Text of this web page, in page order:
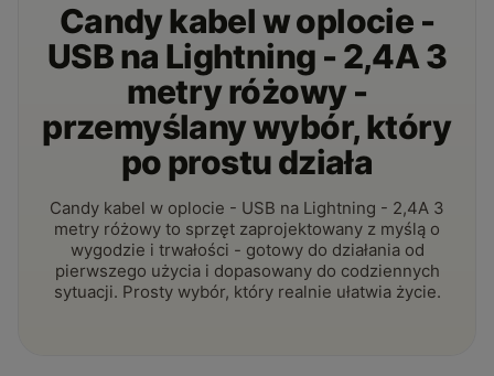
Candy kabel w oplocie -
USB na Lightning - 2,4A 3
metry różowy -
przemyślany wybór, który
po prostu działa
Candy kabel w oplocie - USB na Lightning - 2,4A 3
metry różowy to sprzęt zaprojektowany z myślą o
wygodzie i trwałości - gotowy do działania od
pierwszego użycia i dopasowany do codziennych
sytuacji. Prosty wybór, który realnie ułatwia życie.